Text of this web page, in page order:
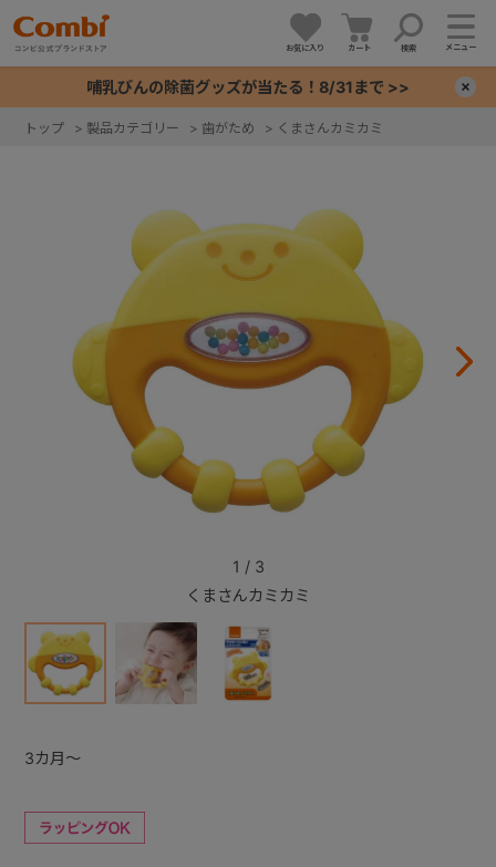
お気に入り カート 検索 メニュー
哺乳びんの除菌グッズが当たる！8/31まで >>
トップ > 製品カテゴリー > 歯がため > くまさんカミカミ
くまさんカミカミ
1 / 3
3カ月～